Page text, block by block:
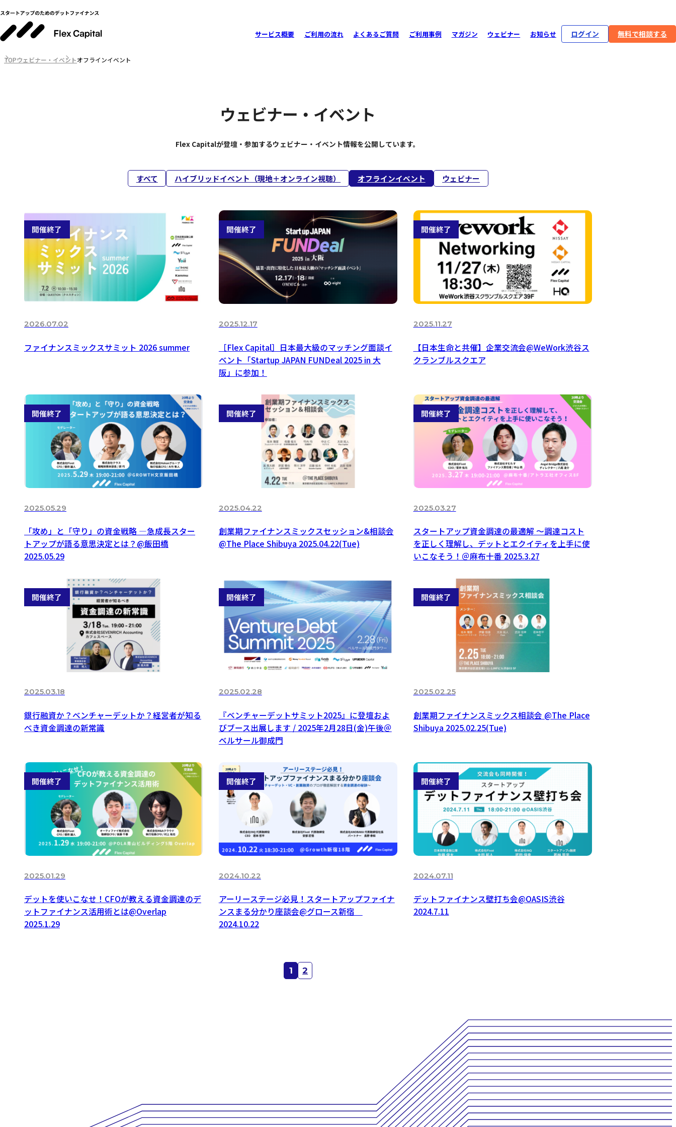
サービス概要 ご利用の流れ よくあるご質問 ご利用事例 マガジン ウェビナー お知らせ ログイン 無料で相談する
TOPウェビナー・イベントオフラインイベント
ウェビナー・イベント
Flex Capitalが登壇・参加するウェビナー・イベント情報を公開しています。
すべて ハイブリッドイベント（現地＋オンライン視聴） オフラインイベント ウェビナー
2026.07.02
ファイナンスミックスサミット 2026 summer
2025.12.17
［Flex Capital］日本最大級のマッチング面談イ
ベント「Startup JAPAN FUNDeal 2025 in 大
阪」に参加！
2025.11.27
【日本生命と共催】企業交流会@WeWork渋谷ス
クランブルスクエア
2025.05.29
「攻め」と「守り」の資金戦略 —急成長スター
トアップが語る意思決定とは？@飯田橋
2025.05.29
2025.04.22
創業期ファイナンスミックスセッション&相談会
@The Place Shibuya 2025.04.22(Tue)
2025.03.27
スタートアップ資金調達の最適解 〜調達コスト
を正しく理解し、デットとエクイティを上手に使
いこなそう！＠麻布十番 2025.3.27
2025.03.18
銀行融資か？ベンチャーデットか？経営者が知る
べき資金調達の新常識
2025.02.28
『ベンチャーデットサミット2025』に登壇およ
びブース出展します / 2025年2月28日(金)午後＠
ベルサール御成門
2025.02.25
創業期ファイナンスミックス相談会 @The Place
Shibuya 2025.02.25(Tue)
2025.01.29
デットを使いこなせ！CFOが教える資金調達のデ
ットファイナンス活用術とは@Overlap
2025.1.29
2024.10.22
アーリーステージ必見！スタートアップファイナ
ンスまる分かり座談会@グロース新宿
2024.10.22
2024.07.11
デットファイナンス壁打ち会@OASIS渋谷
2024.7.11
1 2